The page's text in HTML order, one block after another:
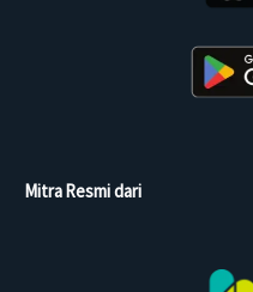
Mitra Resmi dari